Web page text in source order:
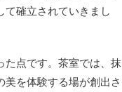
て確立されていきまし
た点です。茶室では、抹
を体験する場が創出さ